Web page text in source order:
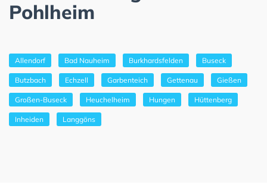
Pohlheim
Allendorf Bad Nauheim Burkhardsfelden Buseck
Butzbach Echzell Garbenteich Gettenau Gießen
Großen-Buseck Heuchelheim Hungen Hüttenberg
Inheiden Langgöns